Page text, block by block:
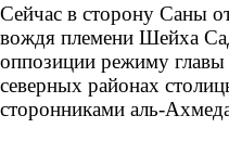
Сейчас в сторону Саны
вождя племени Шейха
оппозиции режиму
северных районах
сторонниками аль-